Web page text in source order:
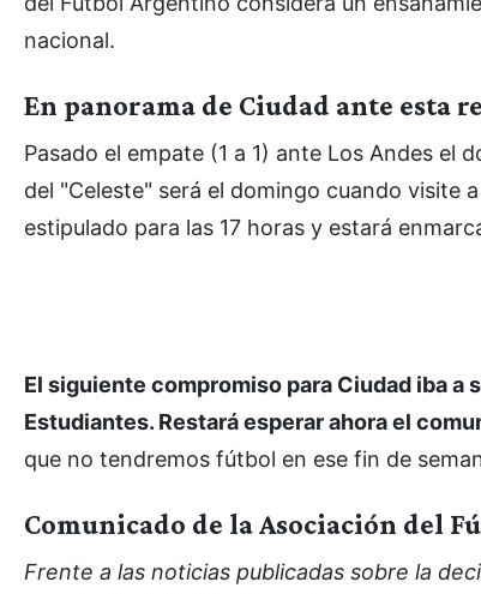
nacional.
En panorama de Ciudad ante esta
Pasado el empate (1 a 1) ante Los Andes el
del "Celeste" será el domingo cuando visite
estipulado para las 17 horas y estará
El siguiente compromiso para Ciudad iba a
Estudiantes. Restará esperar ahora el
que no tendremos fútbol en ese fin de
Comunicado de la Asociación del
Frente a las noticias publicadas sobre la